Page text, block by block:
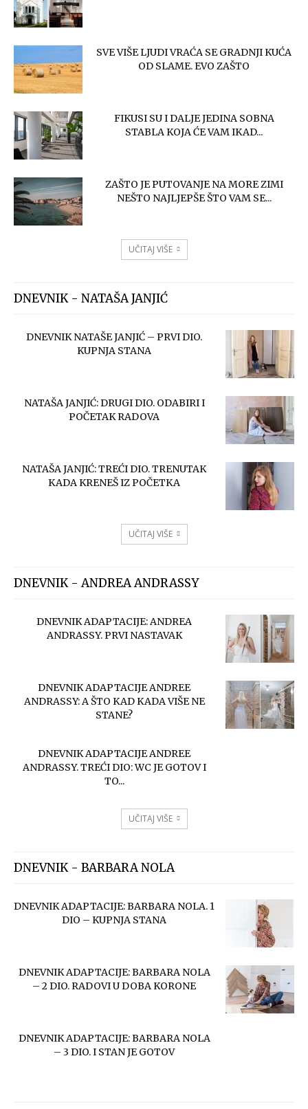
SVE VIŠE LJUDI VRAĆA SE GRADNJI KUĆA
OD SLAME. EVO ZAŠTO
FIKUSI SU I DALJE JEDINA SOBNA
STABLA KOJA ĆE VAM IKAD...
ZAŠTO JE PUTOVANJE NA MORE ZIMI
NEŠTO NAJLJEPŠE ŠTO VAM SE...
UČITAJ VIŠE
DNEVNIK - NATAŠA JANJIĆ
DNEVNIK NATAŠE JANJIĆ – PRVI DIO.
KUPNJA STANA
NATAŠA JANJIĆ: DRUGI DIO. ODABIRI I
POČETAK RADOVA
NATAŠA JANJIĆ: TREĆI DIO. TRENUTAK
KADA KRENEŠ IZ POČETKA
UČITAJ VIŠE
DNEVNIK - ANDREA ANDRASSY
DNEVNIK ADAPTACIJE: ANDREA
ANDRASSY. PRVI NASTAVAK
DNEVNIK ADAPTACIJE ANDREE
ANDRASSY: A ŠTO KAD KADA VIŠE NE
STANE?
DNEVNIK ADAPTACIJE ANDREE
ANDRASSY. TREĆI DIO: WC JE GOTOV I
TO...
UČITAJ VIŠE
DNEVNIK - BARBARA NOLA
DNEVNIK ADAPTACIJE: BARBARA NOLA. 1
DIO – KUPNJA STANA
DNEVNIK ADAPTACIJE: BARBARA NOLA
– 2 DIO. RADOVI U DOBA KORONE
DNEVNIK ADAPTACIJE: BARBARA NOLA
– 3 DIO. I STAN JE GOTOV